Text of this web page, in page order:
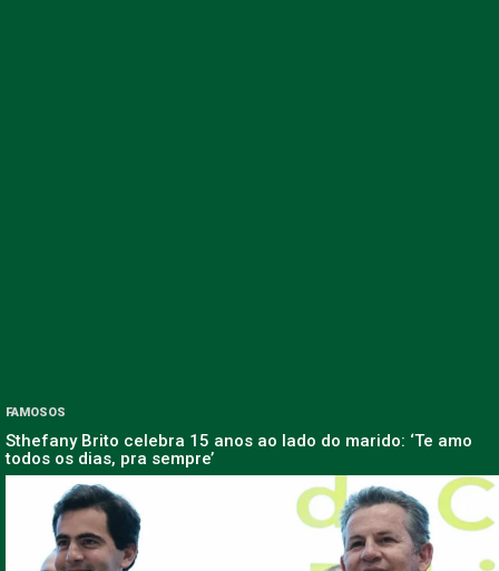
FAMOSOS
Sthefany Brito celebra 15 anos ao lado do marido: ‘Te amo
todos os dias, pra sempre’